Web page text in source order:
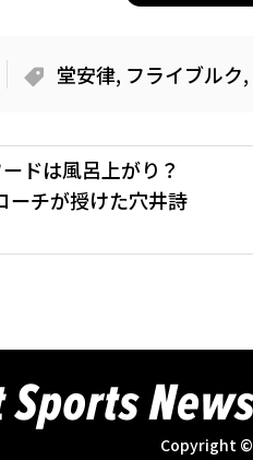
堂安律, フライブルク,
ドは風呂上がり？
ーチが授けた穴井詩
Copyright ©